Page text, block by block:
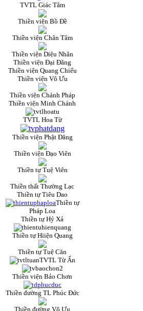
TVTL Giác Tâm
Thiền viện Bồ Đề
Thiền viện Chân Tâm
Thiền viện Diệu Nhân
Thiền viện Đại Đăng
Thiền viện Quang Chiếu
Thiền viện Vô Ưu
Thiền viện Chánh Pháp
Thiền viện Minh Chánh
TVTL Hoa Từ
Thiền viện Phật Đăng
Thiền viện Đạo Viên
Thiền tự Tuệ Viên
Thiền thất Thường Lạc
Thiền tự Tiêu Dao
Thiền tự
Pháp Loa
Thiền tự Hỷ Xả
Thiền tự Hiiện Quang
Thiền tự Tuệ Căn
TVTL Từ Ấn
Thiền viện Bảo Chơn
Thiền đường TL Phúc Đức
Thiền đường Vô Ưu